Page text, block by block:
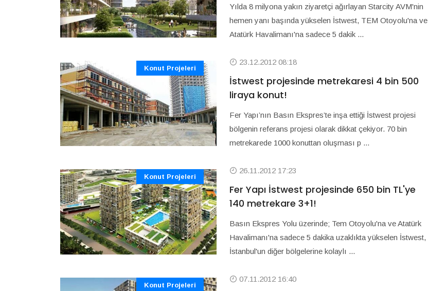
Yılda 8 milyona yakın ziyaretçi ağırlayan Starcity AVM'nin
hemen yanı başında yükselen İstwest, TEM Otoyolu'na ve
Atatürk Havalimanı'na sadece 5 dakik ...
Konut Projeleri
23.12.2012 08:18
İstwest projesinde metrekaresi 4 bin 500
liraya konut!
Fer Yapı’nın Basın Ekspres’te inşa ettiği İstwest projesi
bölgenin referans projesi olarak dikkat çekiyor. 70 bin
metrekarede 1000 konuttan oluşması p ...
Konut Projeleri
26.11.2012 17:23
Fer Yapı İstwest projesinde 650 bin TL'ye
140 metrekare 3+1!
Basın Ekspres Yolu üzerinde; Tem Otoyolu'na ve Atatürk
Havalimanı'na sadece 5 dakika uzaklıkta yükselen İstwest,
İstanbul'un diğer bölgelerine kolaylı ...
Konut Projeleri
07.11.2012 16:40